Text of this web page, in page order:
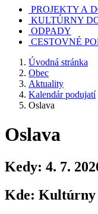
PROJEKTY A
KULTÚRNY
ODPADY
CESTOVNÉ
Úvodná stránka
Obec
Aktuality
Kalendár podujatí
Oslava
Oslava
Kedy: 4. 7.
Kde: Kultúrny